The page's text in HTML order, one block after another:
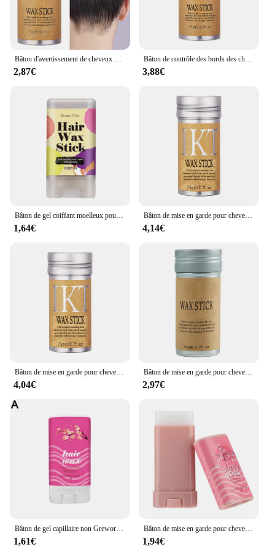
Bâton d'avertissement de cheveux professionnels pour perruques pour femmes et hommes, moelleux, lisse, cassé, artefact, appareils coiffants, gel capillaire, crème, partenaires, 75g
2,87€
Bâton de contrôle des bords des cheveux, 75g, gel de finition, outil de coiffure, pour hommes et femmes
3,88€
Bâton de gel coiffant moelleux pour hommes et femmes, artefact de cheveux, anciers de mise en garde, crème de mise en garde contre les frisottis, coiffage pour enfants, 15g
1,64€
Bâton de mise en garde pour cheveux cassés, artefact de cheveux, gel coiffant, partenaires de frisottis, moelleux, enfants, hommes, femmes
4,14€
4,04€
Bâton de mise en garde pour cheveux cassés, artefact professionnel, gel coiffant, partenaires pour frisottis, moelleux, enfants, hommes et femmes, crème coiffante, 75g
2,97€
1,61€
Bâton de mise en garde pour cheveux cassés pour hommes et femmes, artefact professionnel, gel coiffant, partenaires pour frisottis, moelleux, enfants, avertir, 15g
1,94€